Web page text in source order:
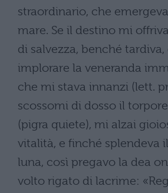
straordinario, che
mare. Se il destino mi
di salvezza, benché
implorare la veneranda
che mi stava innanzi (lett.
scossomi di dosso il
(pigra quiete), mi alzai
vitalità, e finché splendeva
luna, così pregavo la dea
volto rigato di lacrime: